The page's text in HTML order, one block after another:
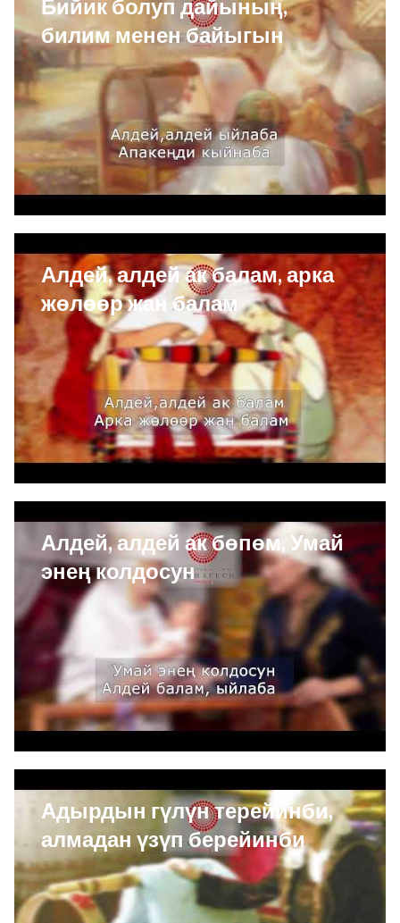
Бийик болуп дайының,
билим менен байыгын
Алдей, алдей ак балам, арка
жөлөөр жан балам
Алдей, алдей ак бөпөм, Умай
энең колдосун
Адырдын гүлүн терейинби,
алмадан үзүп берейинби